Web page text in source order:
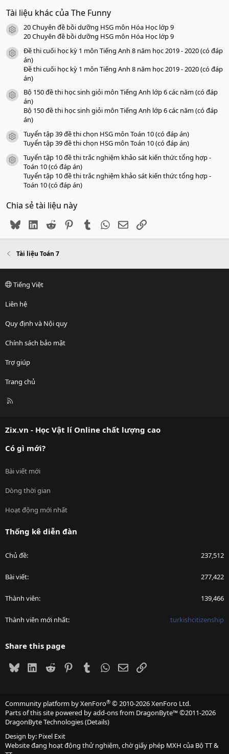
0
0
s
a
o
Tài liệu khác của The Funny
icon tài liệu
20 Chuyên đề bồi dưỡng HSG môn Hóa Học lớp 9
20 Chuyên đề bồi dưỡng HSG môn Hóa Học lớp 9
icon tài liệu
Đề thi cuối học kỳ 1 môn Tiếng Anh 8 năm học 2019 - 2020 (có đáp
án)
Đề thi cuối học kỳ 1 môn Tiếng Anh 8 năm học 2019 - 2020 (có đáp
án)
icon tài liệu
Bộ 150 đề thi học sinh giỏi môn Tiếng Anh lớp 6 các năm (có đáp
án)
Bộ 150 đề thi học sinh giỏi môn Tiếng Anh lớp 6 các năm (có đáp
án)
icon tài liệu
Tuyển tập 39 đề thi chọn HSG môn Toán 10 (có đáp án)
Tuyển tập 39 đề thi chọn HSG môn Toán 10 (có đáp án)
icon tài liệu
Tuyển tập 10 đề thi trắc nghiệm khảo sát kiến thức tổng hợp -
Toán 10 (có đáp án)
Tuyển tập 10 đề thi trắc nghiệm khảo sát kiến thức tổng hợp -
Toán 10 (có đáp án)
Chia sẻ tài liệu này
BlueskyLinkedIn
Reddit PinterestTumblr WhatsApp
EmailLink
Tài liệu Toán 7
Tiếng Việt
Liên hệ
Quy định và Nội quy
Chính sách bảo mật
Trợ giúp
Trang chủ
R
Zix.vn - Học Vật lí Online chất lượng cao
Có gì mới?
Bài viết mới
Dòng thời gian
Hoạt động mới nhất
Thống kê diễn đàn
Chủ đề 237,512
Bài viết 277,422
Thành viên 139,466
Thành viên mới nhất turkishcitizenship
Share this page
BlueskyLinkedIn
Reddit PinterestTumblrWhatsApp
EmailLink
Community platform by XenForo® © 2010-2026 XenForo Ltd.
Parts of this site powered byadd-ons from DragonByte™©2011-2026
DragonByte Technologies(Details)
Design by: Pixel Exit
Website đang hoạt động thử nghiệm, chờ giấy phép MXH của Bộ TT &